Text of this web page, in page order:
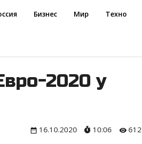
Бизнес Мир Техно
2020 у
16.10.2020 10:06 612